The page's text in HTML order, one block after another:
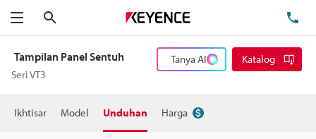
Menu
Tampilan Panel Sentuh
Seri VT3
Tanya AI Katalog
Ikhtisar Model Unduhan Harga